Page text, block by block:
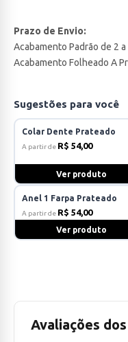
Prazo de Envio:
Acabamento Padrão de 2
Acabamento Folheado A
Sugestões para você
Colar Dente Prateado
A partir de R$ 54,00
Ver produto
Anel 1 Farpa Prateado
A partir de R$ 54,00
Ver produto
Avaliações